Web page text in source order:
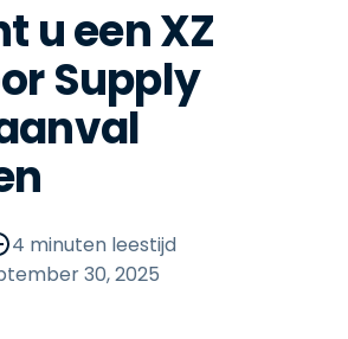
u een XZ
Supply
4 minuten leestijd
30, 2025